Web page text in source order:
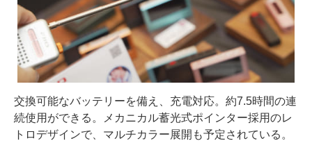
交換可能なバッテリーを備え、充電対応。約7.5時間の連
続使用ができる。メカニカル蓄光式ポインター採用のレ
トロデザインで、マルチカラー展開も予定されている。